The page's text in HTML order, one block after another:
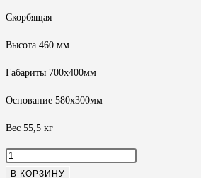
Скорбящая
Высота 460 мм
Габариты 700х400мм
Основание 580х300мм
Вес 55,5 кг
Количество
товара
В КОРЗИНУ